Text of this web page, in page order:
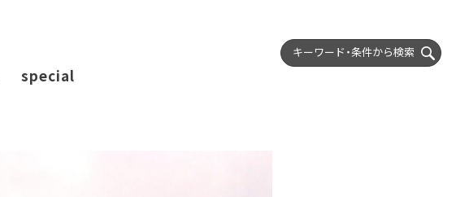
special
キーワード・条件から検索